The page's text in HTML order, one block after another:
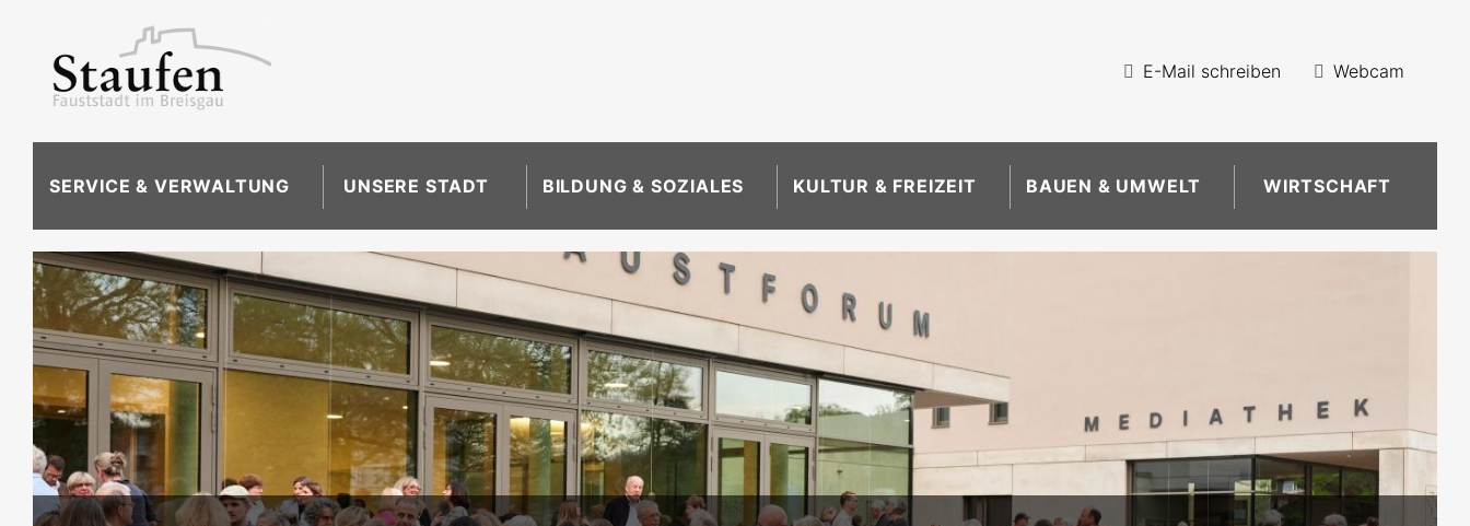
E-Mail schreiben Webcam
SERVICE & VERWALTUNG UNSERE STADT BILDUNG & SOZIALES KULTUR & FREIZEIT BAUEN & UMWELT WIRTSCHAFT